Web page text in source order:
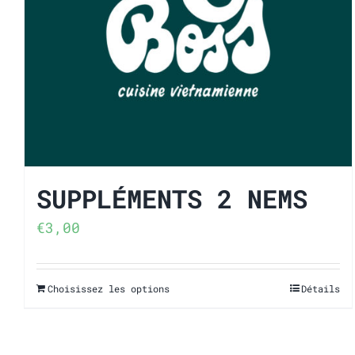
SUP­PLÉ­MENTS 2 NEMS
€3,00
Choisissez les options Détails